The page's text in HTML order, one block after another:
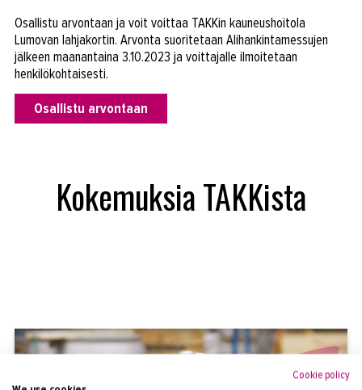
Osallistu arvontaan ja voit voittaa TAKKin kauneushoitola
Lumovan lahjakortin. Arvonta suoritetaan Alihankintamessujen
jälkeen maanantaina 3.10.2023 ja voittajalle ilmoitetaan
henkilökohtaisesti.
Osallistu arvontaan
Kokemuksia TAKKista
Cookie policy